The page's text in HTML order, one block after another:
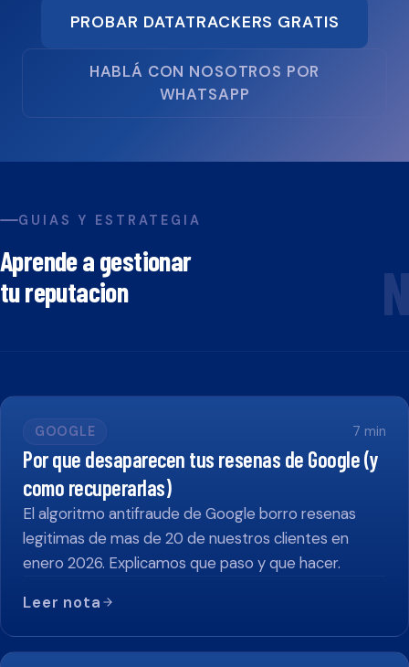
PROBAR DATATRACKERS GRATIS
HABLÁ CON NOSOTROS POR
WHATSAPP
GUIAS Y ESTRATEGIA
Aprende a gestionar
tu reputacion
N
GOOGLE 7 min
Por que desaparecen tus resenas de Google (y
como recuperarlas)
El algoritmo antifraude de Google borro resenas
legitimas de mas de 20 de nuestros clientes en
enero 2026. Explicamos que paso y que hacer.
Leer nota